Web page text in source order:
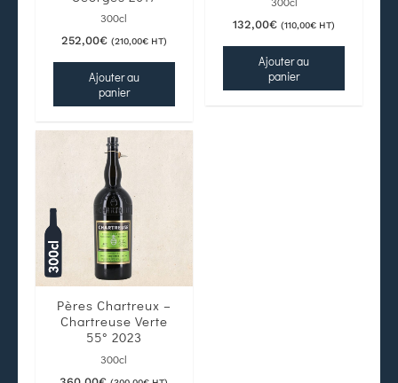
300cl
252,00€ (210,00€HT)
Ajouter au
panier
132,00€ (110,00€ HT)
Ajouter au
panier
Pères Chartreux –
Chartreuse Verte
55° 2023
300cl